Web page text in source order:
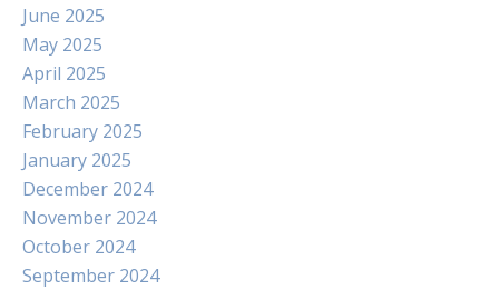
June 2025
May 2025
April 2025
March 2025
February 2025
January 2025
December 2024
November 2024
October 2024
September 2024